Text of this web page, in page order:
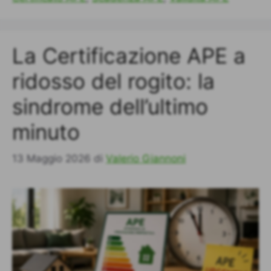
La Certificazione APE a
ridosso del rogito: la
sindrome dell’ultimo
minuto
13 Maggio 2026 di Valerio Giannoni